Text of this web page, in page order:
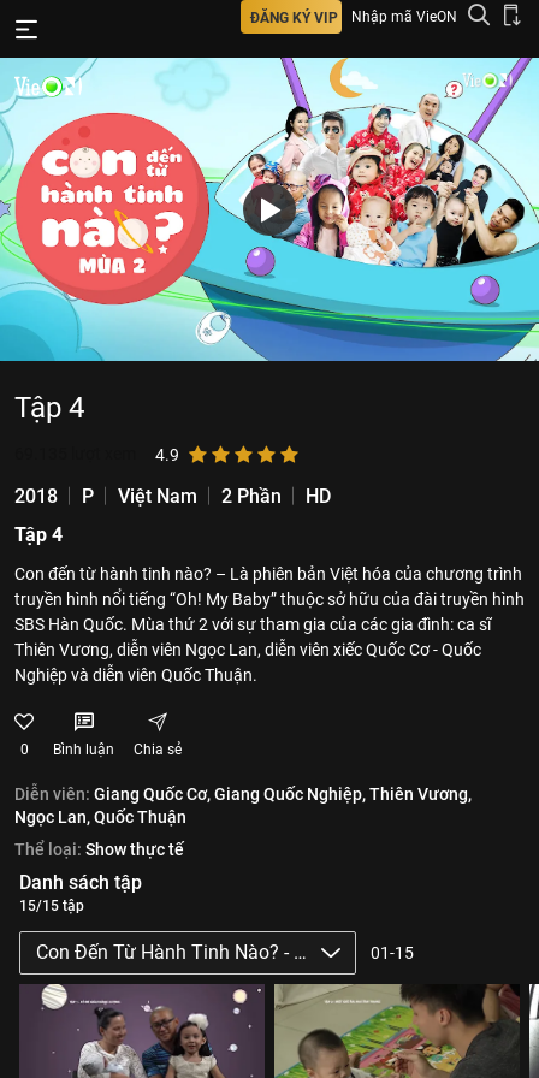
ĐĂNG KÝ VIP Nhập mã VieON
Tập 4
4.9
2018 P Việt Nam 2 Phần
HD
Tập 4
Con đến từ hành tinh nào? – Là phiên bản Việt hóa của chương trình
truyền hình nổi tiếng “Oh! My Baby” thuộc sở hữu của đài truyền hình
SBS Hàn Quốc. Mùa thứ 2 với sự tham gia của các gia đình: ca sĩ
Thiên Vương, diễn viên Ngọc Lan, diễn viên xiếc Quốc Cơ - Quốc
Nghiệp và diễn viên Quốc Thuận.
0 Bình luận Chia sẻ
Diễn viên: Giang Quốc Cơ,Giang Quốc Nghiệp,Thiên Vương,
Ngọc Lan,Quốc Thuận
Thể loại: Show thực tế
Danh sách tập
15/15 tập
Con Đến Từ Hành Tinh Nào? - Mùa 2 01-15